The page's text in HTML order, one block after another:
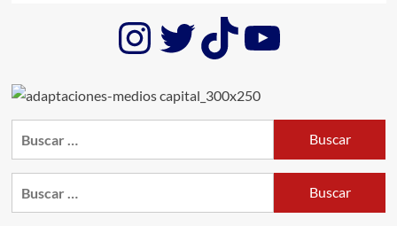
Instagram
Twitter
TikTok